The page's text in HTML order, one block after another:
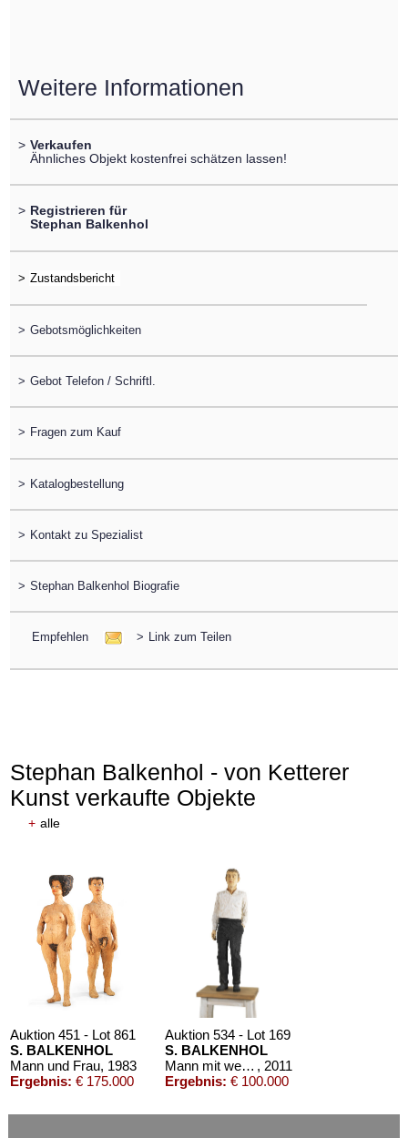
Weitere Informationen
> Verkaufen
Ähnliches Objekt kostenfrei schätzen lassen!
> Registrieren für
Stephan Balkenhol
>
> Gebotsmöglichkeiten
> Gebot Telefon / Schriftl.
> Fragen zum Kauf
> Katalogbestellung
> Kontakt zu Spezialist
> Stephan Balkenhol Biografie
Empfehlen > Link zum Teilen
Stephan Balkenhol - von Ketterer
Kunst verkaufte Objekte
+ alle
Auktion 451 - Lot 861
S. BALKENHOL
Mann und Frau, 1983
Ergebnis: € 175.000
Auktion 534 - Lot 169
S. BALKENHOL
Mann mit weißem Hemd und schwarzer Hose , 2011
Ergebnis: € 100.000